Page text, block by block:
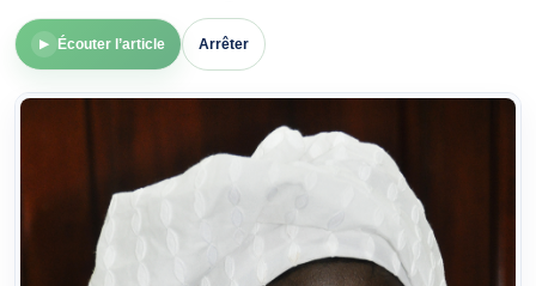
▶ Écouter l’article Arrêter